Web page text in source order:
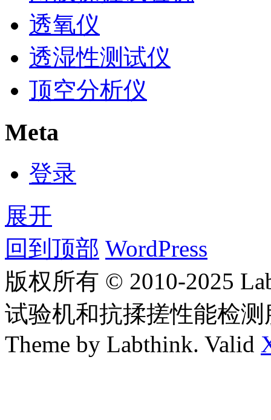
透氧仪
透湿性测试仪
顶空分析仪
Meta
登录
展开
回到顶部 WordPress
版权所有 © 2010-2025
试验机和抗揉搓性能检
Theme by Labthink. Valid